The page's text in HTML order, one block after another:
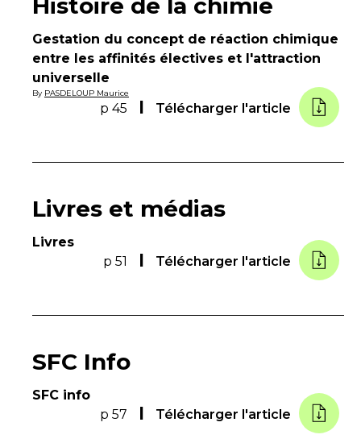
Histoire de la chimie
Gestation du concept de réaction chimique
entre les affinités électives et l'attraction
universelle
By PASDELOUP Maurice
p 45 Télécharger l'article
Livres et médias
Livres
p 51
Télécharger l'article
SFC Info
SFC info
p 57
Télécharger l'article